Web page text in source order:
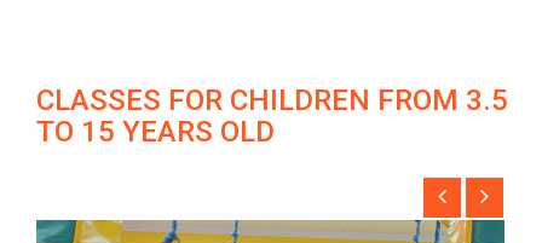
CLASSES FOR CHILDREN FROM 3.5
TO 15 YEARS OLD